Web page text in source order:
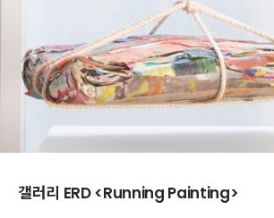
갤러리 ERD <Running Painting>